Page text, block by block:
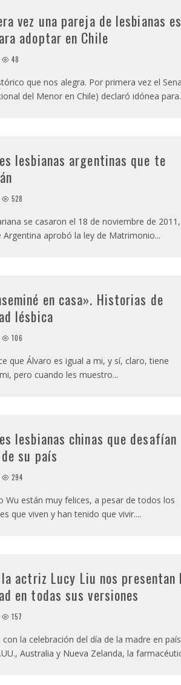
vez una pareja de lesbianas es
adoptar en Chile
48
que nos alegra. Por primera vez el
del Menor en Chile) declaró idónea para
lesbianas argentinas que te
528
se casaron el 18 de noviembre de 2011,
Argentina aprobó la ley de Matrimonio...
en casa». Historias de
lésbica
106
que Álvaro es igual a mi, y sí, claro, tiene
pero cuando les muestro...
lesbianas chinas que desafían
su país
294
Wu están muy felices, a pesar de todos los
que viven y han tenido que vivir....
actriz Lucy Liu nos presentan
en todas sus versiones
157
con la celebración del día de la madre en
Australia y Nueva Zelanda, la